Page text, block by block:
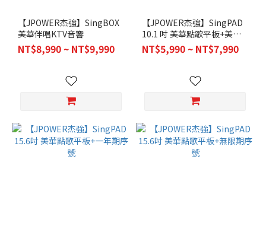
【JPOWER杰強】SingBOX
美華伴唱KTV音響
NT$8,990 ~ NT$9,990
【JPOWER杰強】SingPAD
10.1 吋 美華點歌平板+美華
一年序號
NT$5,990 ~ NT$7,990